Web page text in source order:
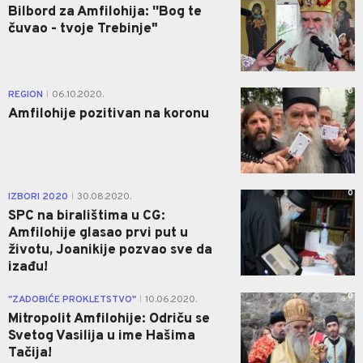
Bilbord za Amfilohija: ''Bog te
čuvao - tvoje Trebinje"
REGION 06.10.2020.
Amfilohije pozitivan na koronu
0
IZBORI 2020 30.08.2020.
SPC na biralištima u CG:
Amfilohije glasao prvi put u
životu, Joanikije pozvao sve da
izađu!
0
"ZADOBIĆE PROKLETSTVO" 10.06.2020.
Mitropolit Amfilohije: Odriču se
Svetog Vasilija u ime Hašima
Tačija!
0